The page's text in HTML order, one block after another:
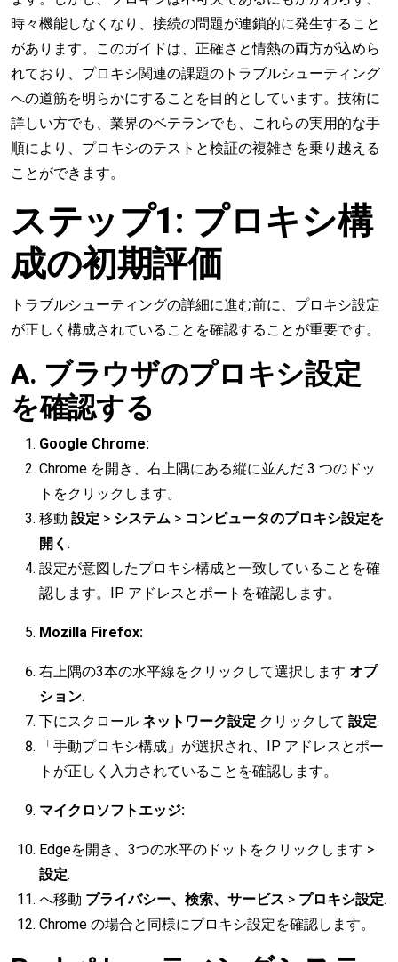
時々機能しなくなり、接続の問題が連鎖的に発生すること
があります。このガイドは、正確さと情熱の両方が込めら
れており、プロキシ関連の課題のトラブルシューティング
への道筋を明らかにすることを目的としています。技術に
詳しい方でも、業界のベテランでも、これらの実用的な手
順により、プロキシのテストと検証の複雑さを乗り越える
ことができます。
ステップ1: プロキシ構
成の初期評価
トラブルシューティングの詳細に進む前に、プロキシ設定
が正しく構成されていることを確認することが重要です。
A. ブラウザのプロキシ設定
を確認する
Google Chrome:
Chrome を開き、右上隅にある縦に並んだ 3 つのドッ
トをクリックします。
移動 設定 > システム > コンピュータのプロキシ設定を
開く .
設定が意図したプロキシ構成と一致していることを確
認します。IP アドレスとポートを確認します。
Mozilla Firefox:
右上隅の3本の水平線をクリックして選択します オプ
ション.
下にスクロール ネットワーク設定 クリックして 設定.
「手動プロキシ構成」が選択され、IP アドレスとポー
トが正しく入力されていることを確認します。
マイクロソフトエッジ:
Edgeを開き、3つの水平のドットをクリックします >
設定.
へ移動 プライバシー、検索、サービス > プロキシ設定.
Chrome の場合と同様にプロキシ設定を確認します。